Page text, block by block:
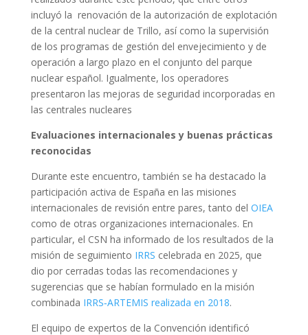
incluyó la renovación de la autorización de explotación
de la central nuclear de Trillo, así como la supervisión
de los programas de gestión del envejecimiento y de
operación a largo plazo en el conjunto del parque
nuclear español. Igualmente, los operadores
presentaron las mejoras de seguridad incorporadas en
las centrales nucleares
Evaluaciones internacionales y buenas prácticas
reconocidas
Durante este encuentro, también se ha destacado la
participación activa de España en las misiones
internacionales de revisión entre pares, tanto del OIEA
como de otras organizaciones internacionales. En
particular, el CSN ha informado de los resultados de la
misión de seguimiento IRRS celebrada en 2025, que
dio por cerradas todas las recomendaciones y
sugerencias que se habían formulado en la misión
combinada IRRS‑ARTEMIS realizada en 2018.
El equipo de expertos de la Convención identificó